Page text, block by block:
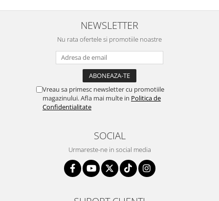
NEWSLETTER
Nu rata ofertele si promotiile noastre
Vreau sa primesc newsletter cu promotiile
magazinului. Afla mai multe in Politica de
Confidentialitate
SOCIAL
Urmareste-ne in social media